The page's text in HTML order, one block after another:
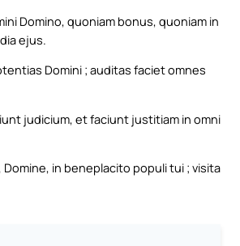
Domino, quoniam bonus, quoniam in
ejus.
Domini ; auditas faciet omnes
judicium, et faciunt justitiam in omni
in beneplacito populi tui ; visita